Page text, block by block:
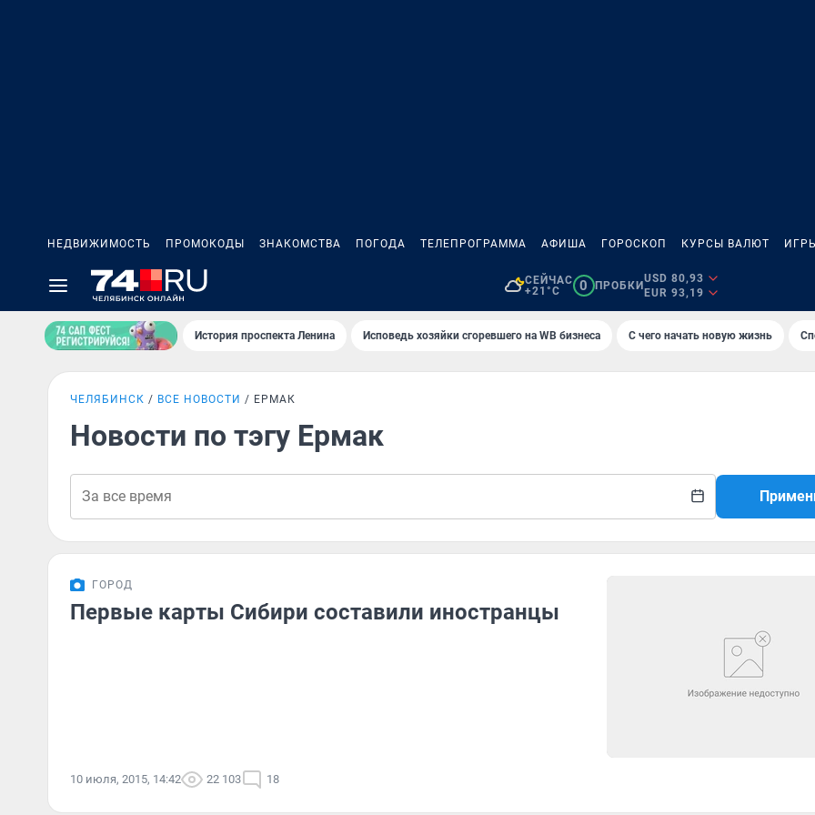
НЕДВИЖИМОСТЬ ПРОМОКОДЫ ЗНАКОМСТВА ПОГОДА ТЕЛЕПРОГРАММА АФИША ГОРОСКОП КУРСЫ ВАЛЮТ
СЕЙЧАС
+21°C
0 ПРОБКИ
USD 80,93
EUR 93,19
История проспекта Ленина Исповедь хозяйки сгоревшего на WB бизнеса С чего начать новую жизнь
ЧЕЛЯБИНСК ВСЕ НОВОСТИ ЕРМАК
Новости по тэгу Ермак
ГОРОД
Первые карты Сибири составили иностранцы
10 июля, 2015, 14:42 22 103 18